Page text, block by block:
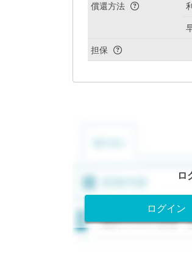
償還方法
担保
ロ
ログイン